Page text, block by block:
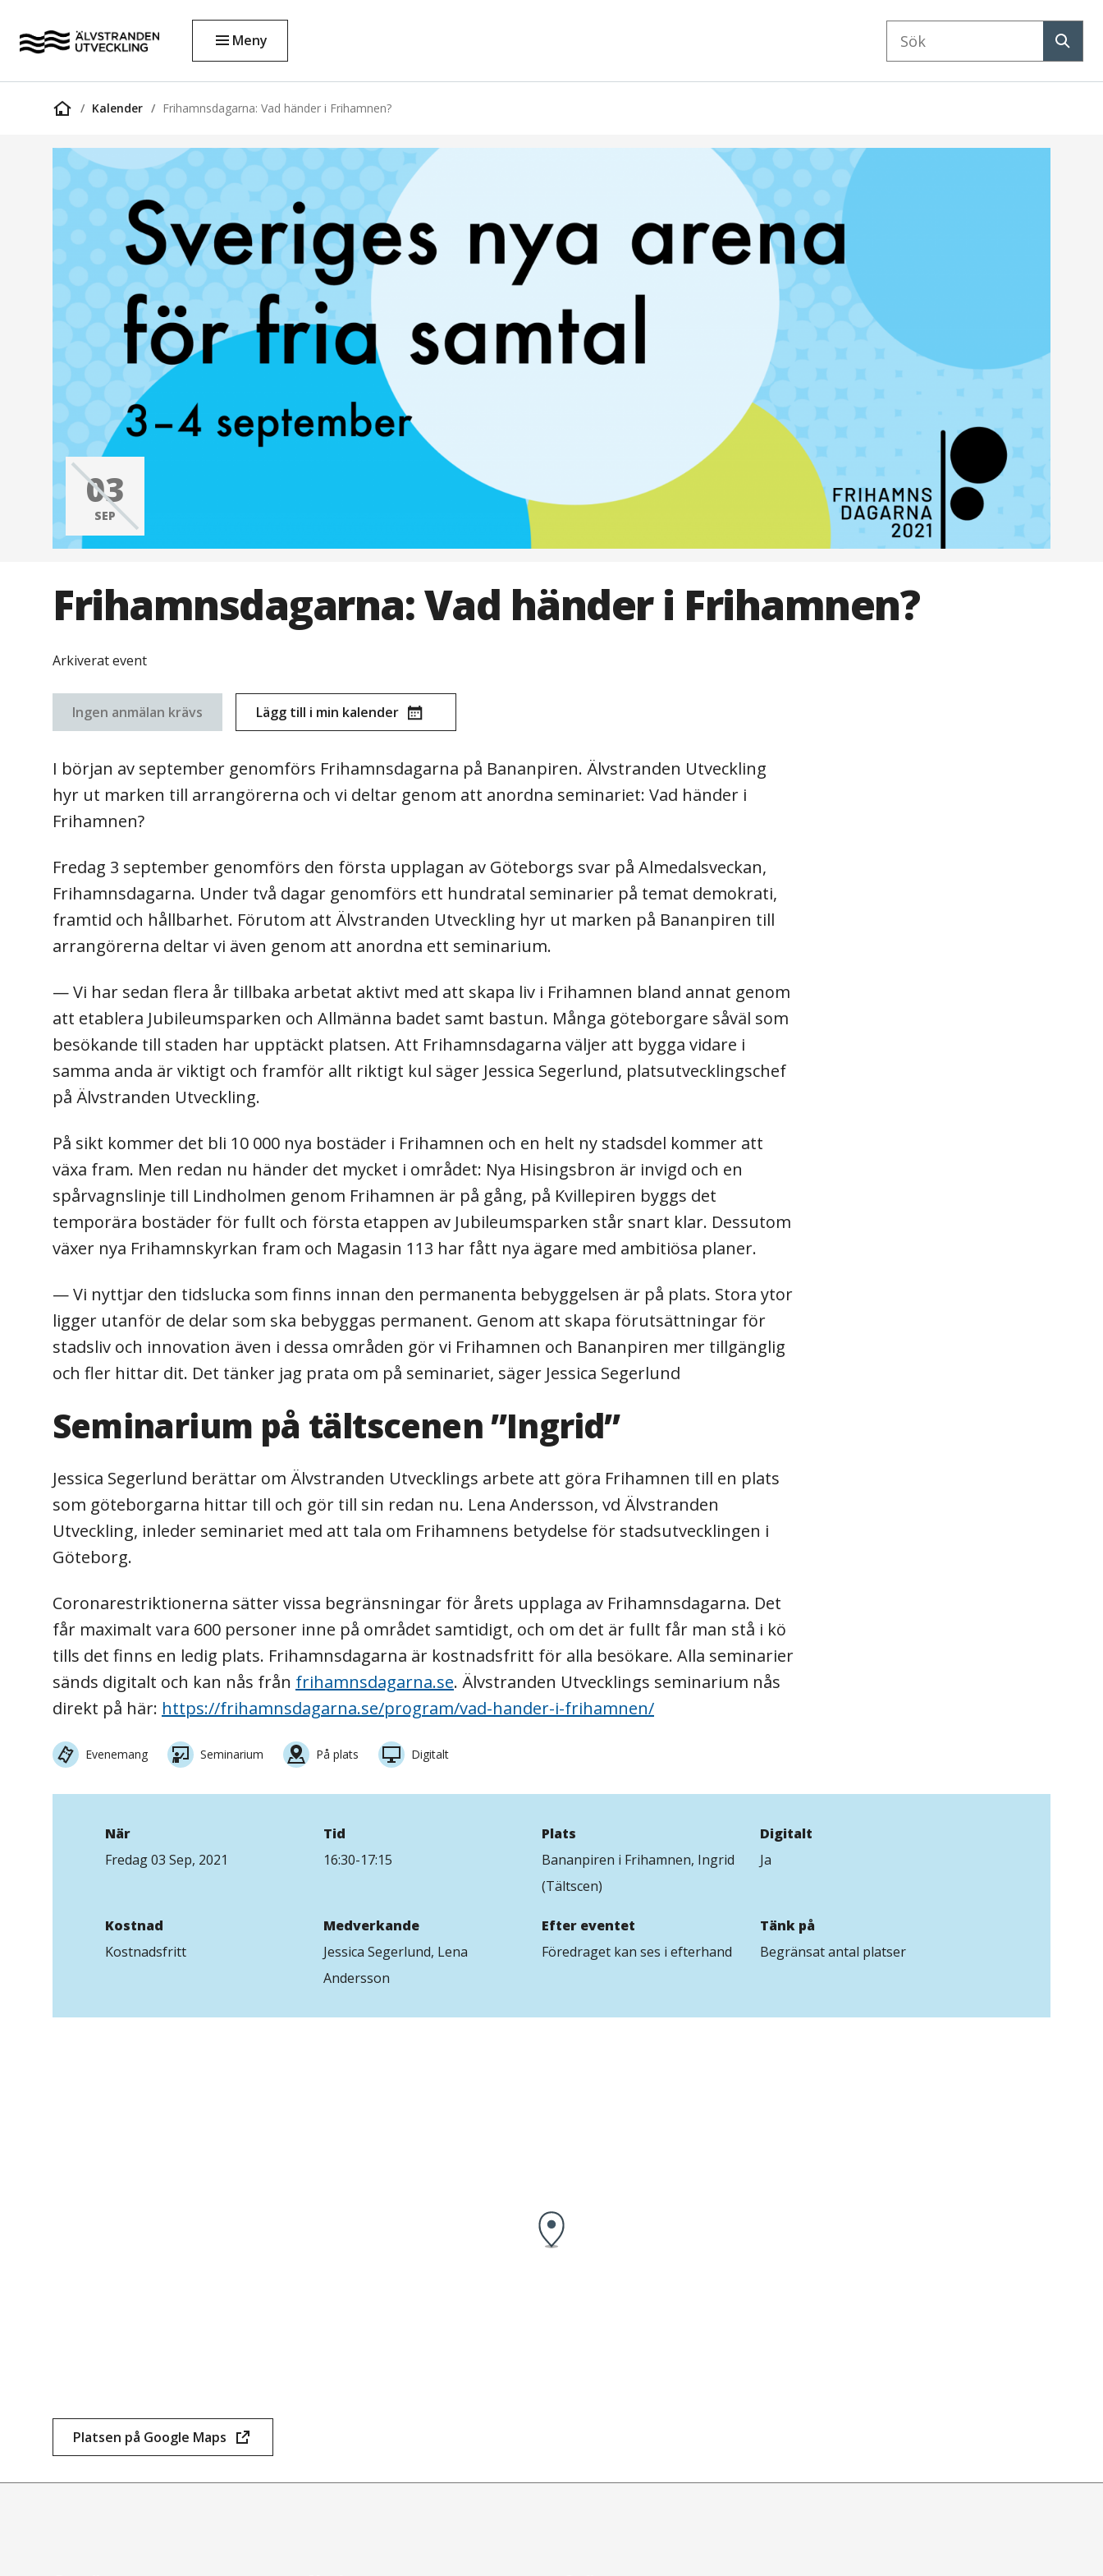
Meny
Sök
Startsida
Kalender Frihamnsdagarna: Vad händer i Frihamnen?
03
SEP
Frihamnsdagarna: Vad händer i Frihamnen?
Arkiverat event
Ingen anmälan krävs Lägg till i min kalender
I början av september genomförs Frihamnsdagarna på Bananpiren. Älvstranden Utveckling
hyr ut marken till arrangörerna och vi deltar genom att anordna seminariet: Vad händer i
Frihamnen?
Fredag 3 september genomförs den första upplagan av Göteborgs svar på Almedalsveckan,
Frihamnsdagarna. Under två dagar genomförs ett hundratal seminarier på temat demokrati,
framtid och hållbarhet. Förutom att Älvstranden Utveckling hyr ut marken på Bananpiren till
arrangörerna deltar vi även genom att anordna ett seminarium.
— Vi har sedan flera år tillbaka arbetat aktivt med att skapa liv i Frihamnen bland annat genom
att etablera Jubileumsparken och Allmänna badet samt bastun. Många göteborgare såväl som
besökande till staden har upptäckt platsen. Att Frihamnsdagarna väljer att bygga vidare i
samma anda är viktigt och framför allt riktigt kul säger Jessica Segerlund, platsutvecklingschef
på Älvstranden Utveckling.
På sikt kommer det bli 10 000 nya bostäder i Frihamnen och en helt ny stadsdel kommer att
växa fram. Men redan nu händer det mycket i området: Nya Hisingsbron är invigd och en
spårvagnslinje till Lindholmen genom Frihamnen är på gång, på Kvillepiren byggs det
temporära bostäder för fullt och första etappen av Jubileumsparken står snart klar. Dessutom
växer nya Frihamnskyrkan fram och Magasin 113 har fått nya ägare med ambitiösa planer.
— Vi nyttjar den tidslucka som finns innan den permanenta bebyggelsen är på plats. Stora ytor
ligger utanför de delar som ska bebyggas permanent. Genom att skapa förutsättningar för
stadsliv och innovation även i dessa områden gör vi Frihamnen och Bananpiren mer tillgänglig
och fler hittar dit. Det tänker jag prata om på seminariet, säger Jessica Segerlund
Seminarium på tältscenen ”Ingrid”
Jessica Segerlund berättar om Älvstranden Utvecklings arbete att göra Frihamnen till en plats
som göteborgarna hittar till och gör till sin redan nu. Lena Andersson, vd Älvstranden
Utveckling, inleder seminariet med att tala om Frihamnens betydelse för stadsutvecklingen i
Göteborg.
Coronarestriktionerna sätter vissa begränsningar för årets upplaga av Frihamnsdagarna. Det
får maximalt vara 600 personer inne på området samtidigt, och om det är fullt får man stå i kö
tills det finns en ledig plats. Frihamnsdagarna är kostnadsfritt för alla besökare. Alla seminarier
sänds digitalt och kan nås från frihamnsdagarna.se. Älvstranden Utvecklings seminarium nås
direkt på här: https://frihamnsdagarna.se/program/vad-hander-i-frihamnen/
Evenemang Seminarium På plats Digitalt
När
Fredag 03 Sep, 2021
Tid
16:30-17:15
Plats
Bananpiren i Frihamnen, Ingrid
(Tältscen)
Digitalt
Ja
Kostnad
Kostnadsfritt
Medverkande
Jessica Segerlund, Lena
Andersson
Efter eventet
Föredraget kan ses i efterhand
Tänk på
Begränsat antal platser
Platsen på Google Maps